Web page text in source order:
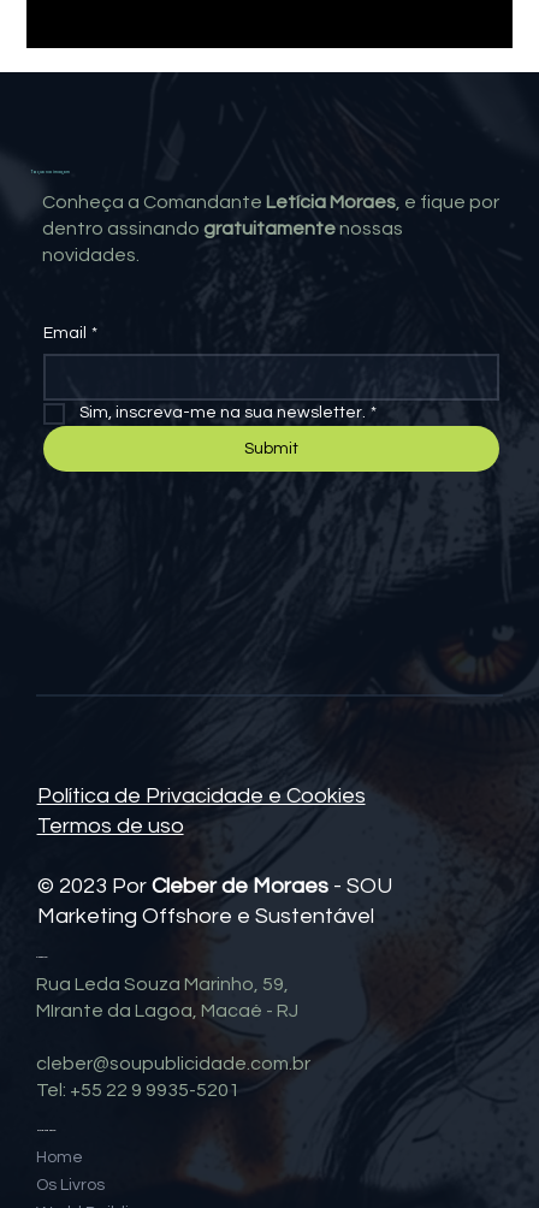
Toque na imagem
Conheça a Comandante Letícia Moraes, e fique por
dentro assinando gratuitamentenossas
novidades.
Email *
Sim, inscreva-me na sua newsletter. *
Submit
Política de Privacidade e Cookies
Termos de uso
© 2023 Por Cleber de Moraes- SOU
Marketing Offshore e Sustentável
Home
Os Livros
Contato
Rua Leda Souza Marinho, 59,
MIrante da Lagoa, Macaé - RJ
cleber@soupublicidade.com.br
Tel: +55 22 9 9935-5201